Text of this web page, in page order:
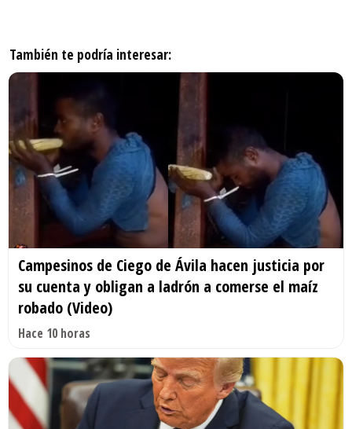
También te podría interesar:
Campesinos de Ciego de Ávila hacen justicia por
su cuenta y obligan a ladrón a comerse el maíz
robado (Video)
Hace 10 horas